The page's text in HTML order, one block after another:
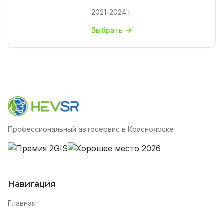
2021-2024 г.
Выбрать
Профессиональный автосервис в Красноярске
Навигация
Главная